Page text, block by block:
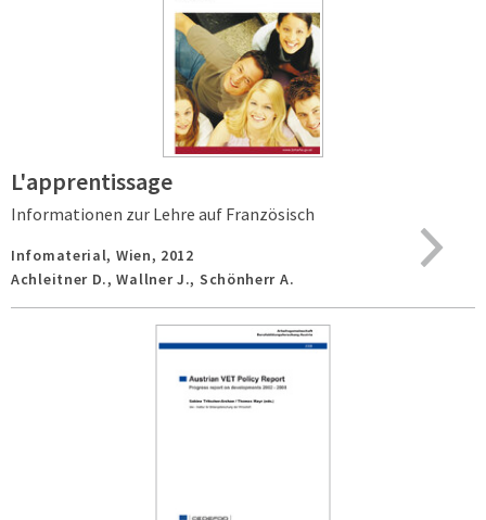
L'apprentissage
Informationen zur Lehre auf Französisch
Infomaterial, Wien, 2012
Achleitner D., Wallner J., Schönherr A.